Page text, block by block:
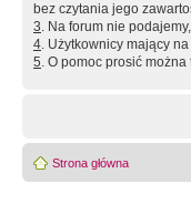
bez czytania jego
3. Na forum nie
4. Użytkownicy mający
5. O pomoc prosić
Strona główna